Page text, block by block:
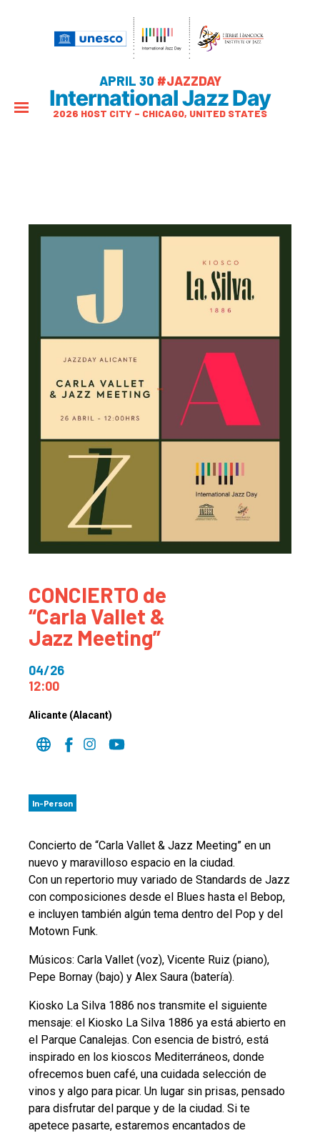
APRIL 30 #JAZZDAY
International Jazz Day
2026 HOST CITY – CHICAGO, UNITED STATES
CONCIERTO de
“Carla Vallet &
Jazz Meeting”
04/26
12:00
Alicante (Alacant)
In-Person
Concierto de “Carla Vallet & Jazz Meeting” en un
nuevo y maravilloso espacio en la ciudad.
Con un repertorio muy variado de Standards de Jazz
con composiciones desde el Blues hasta el Bebop,
e incluyen también algún tema dentro del Pop y del
Motown Funk.
Músicos: Carla Vallet (voz), Vicente Ruiz (piano),
Pepe Bornay (bajo) y Alex Saura (batería).
Kiosko La Silva 1886 nos transmite el siguiente
mensaje: el Kiosko La Silva 1886 ya está abierto en
el Parque Canalejas. Con esencia de bistró, está
inspirado en los kioscos Mediterráneos, donde
ofrecemos buen café, una cuidada selección de
vinos y algo para picar. Un lugar sin prisas, pensado
para disfrutar del parque y de la ciudad. Si te
apetece pasarte, estaremos encantados de